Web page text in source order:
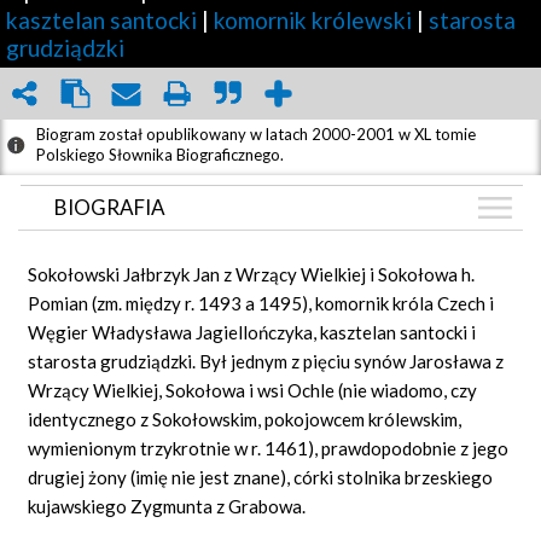
kasztelan santocki | komornik królewski | starosta
grudziądzki
Biogram został opublikowany w latach 2000-2001 w XL tomie
Polskiego Słownika Biograficznego.
BIOGRAFIA
GRAF POWIĄZAŃ
DYSKUSJA
Sokołowski Jałbrzyk Jan z Wrzący Wielkiej i Sokołowa h.
Pomian (zm. między r. 1493 a 1495), komornik króla Czech i
Węgier Władysława Jagiellończyka, kasztelan santocki i
starosta grudziądzki. Był jednym z pięciu synów Jarosława z
Wrzący Wielkiej, Sokołowa i wsi Ochle (nie wiadomo, czy
identycznego z Sokołowskim, pokojowcem królewskim,
wymienionym trzykrotnie w r. 1461), prawdopodobnie z jego
drugiej żony (imię nie jest znane), córki stolnika brzeskiego
kujawskiego Zygmunta z Grabowa.